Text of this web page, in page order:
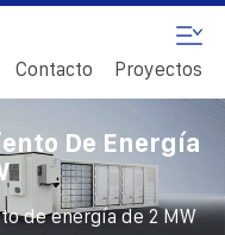
Contacto Proyectos
De Energía
de energía de 2 MW